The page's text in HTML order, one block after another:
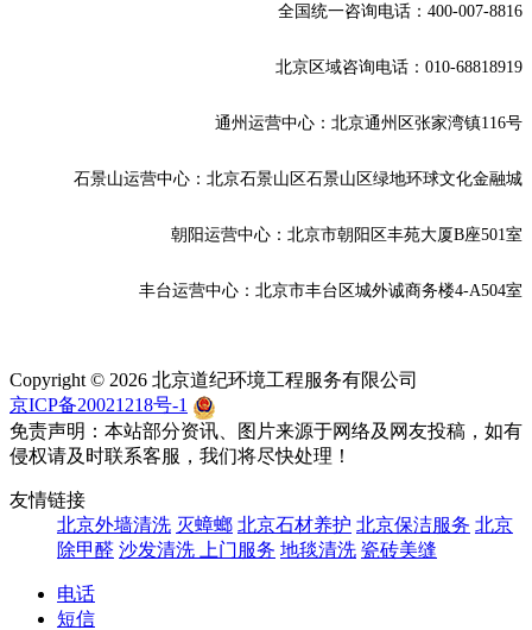
全国统一咨询电话：400-007-8816
北京区域咨询电话：010-68818919
通州 运营中心：北京通州区张家湾镇116号
石景山运营中心：北京石景山区石景山区绿地环球文化金融城
朝阳运营中心：北京市朝阳区丰苑大厦B座501室
丰台运营中心：北京市丰台区城外诚商务楼4-A504室
Copyright © 2026 北京道纪环境工程服务有限公司
京ICP备20021218号-1
免责声明：本站部分资讯、图片来源于网络及网友投稿，如有
侵权请及时联系客服，我们将尽快处理！
友情链接
北京外墙清洗 灭蟑螂 北京石材养护 北京保洁服务 北京
除甲醛 沙发清洗 上门服务 地毯清洗 瓷砖美缝
电话
短信